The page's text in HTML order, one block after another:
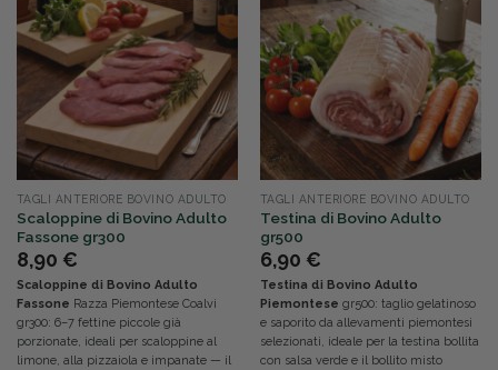
TAGLI ANTERIORE BOVINO ADULTO
Scaloppine di Bovino Adulto
Fassone gr300
8,90 €
Scaloppine di Bovino Adulto
Fassone Razza Piemontese Coalvi
gr300: 6–7 fettine piccole già
porzionate, ideali per scaloppine al
limone, alla pizzaiola e impanate — il
TAGLI ANTERIORE BOVINO ADULTO
Testina di Bovino Adulto
gr500
6,90 €
Testina di Bovino Adulto
Piemontese gr500: taglio gelatinoso
e saporito da allevamenti piemontesi
selezionati, ideale per la testina bollita
con salsa verde e il bollito misto